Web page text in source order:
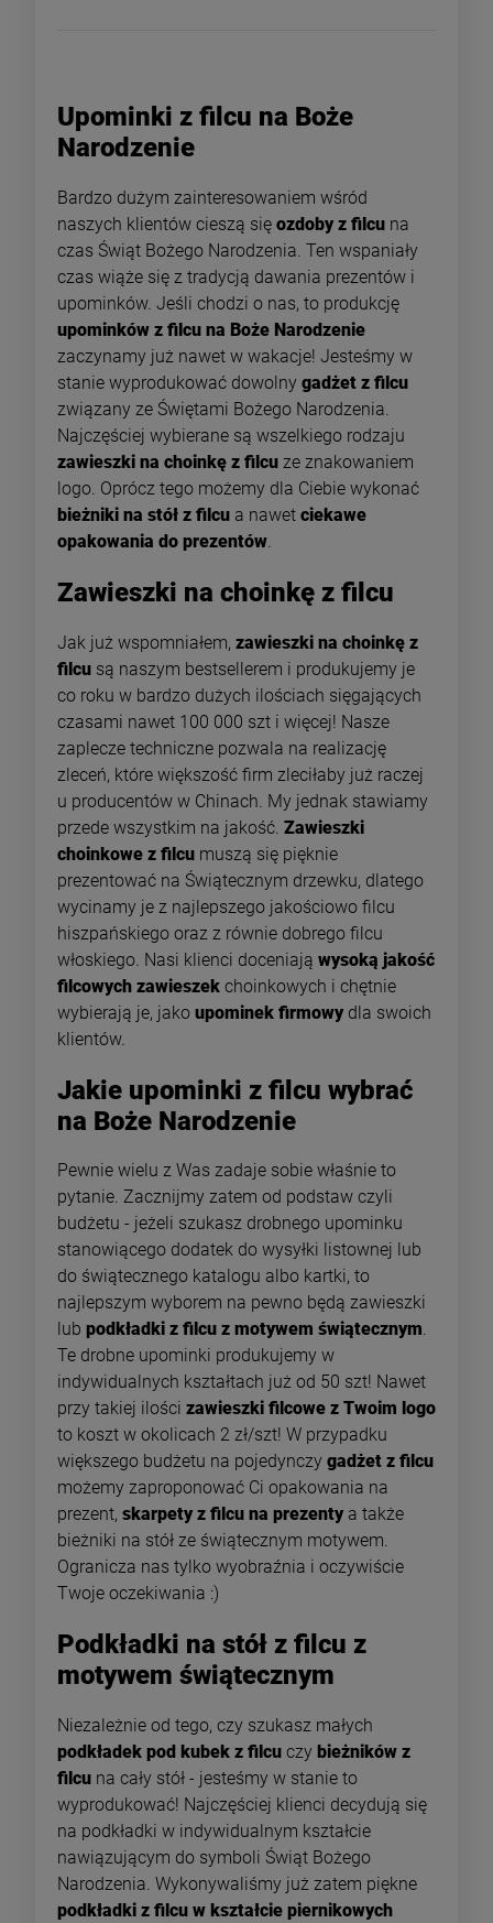
Upominki z filcu na Boże
Narodzenie
Bardzo dużym zainteresowaniem wśród
naszych klientów cieszą się ozdoby z filcu na
czas Świąt Bożego Narodzenia. Ten wspaniały
czas wiąże się z tradycją dawania prezentów i
upominków. Jeśli chodzi o nas, to produkcję
upominków z filcu na Boże Narodzenie
zaczynamy już nawet w wakacje! Jesteśmy w
stanie wyprodukować dowolny gadżet z filcu
związany ze Świętami Bożego Narodzenia.
Najczęściej wybierane są wszelkiego rodzaju
zawieszki na choinkę z filcu ze znakowaniem
logo. Oprócz tego możemy dla Ciebie wykonać
bieżniki na stół z filcu a nawet ciekawe
opakowania do prezentów.
Zawieszki na choinkę z filcu
Jak już wspomniałem, zawieszki na choinkę z
filcu są naszym bestsellerem i produkujemy je
co roku w bardzo dużych ilościach sięgających
czasami nawet 100 000 szt i więcej! Nasze
zaplecze techniczne pozwala na realizację
zleceń, które większość firm zleciłaby już raczej
u producentów w Chinach. My jednak stawiamy
przede wszystkim na jakość. Zawieszki
choinkowe z filcu muszą się pięknie
prezentować na Świątecznym drzewku, dlatego
wycinamy je z najlepszego jakościowo filcu
hiszpańskiego oraz z równie dobrego filcu
włoskiego. Nasi klienci doceniają wysoką jakość
filcowych zawieszek choinkowych i chętnie
wybierają je, jako upominek firmowy dla swoich
klientów.
Jakie upominki z filcu wybrać
na Boże Narodzenie
Pewnie wielu z Was zadaje sobie właśnie to
pytanie. Zacznijmy zatem od podstaw czyli
budżetu - jeżeli szukasz drobnego upominku
stanowiącego dodatek do wysyłki listownej lub
do świątecznego katalogu albo kartki, to
najlepszym wyborem na pewno będą zawieszki
lub podkładki z filcu z motywem świątecznym.
Te drobne upominki produkujemy w
indywidualnych kształtach już od 50 szt! Nawet
przy takiej ilości zawieszki filcowe z Twoim logo
to koszt w okolicach 2 zł/szt! W przypadku
większego budżetu na pojedynczy gadżet z filcu
możemy zaproponować Ci opakowania na
prezent, skarpety z filcu na prezenty a także
bieżniki na stół ze świątecznym motywem.
Ogranicza nas tylko wyobraźnia i oczywiście
Twoje oczekiwania :)
Podkładki na stół z filcu z
motywem świątecznym
Niezależnie od tego, czy szukasz małych
podkładek pod kubek z filcu czy bieżników z
filcu na cały stół - jesteśmy w stanie to
wyprodukować! Najczęściej klienci decydują się
na podkładki w indywidualnym kształcie
nawiązującym do symboli Świąt Bożego
Narodzenia. Wykonywaliśmy już zatem piękne
podkładki z filcu w kształcie piernikowych